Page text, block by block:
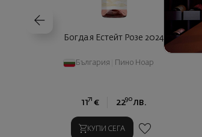
Богдая Естейт Розе 2024
България Пино Ноар
1171 € 2290 лв.
КУПИ СЕГА